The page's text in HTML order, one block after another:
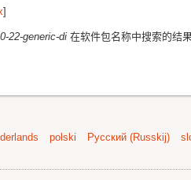
]
22-generic-di 在软件包名称中搜索的结果
polski Русский (Russkij)